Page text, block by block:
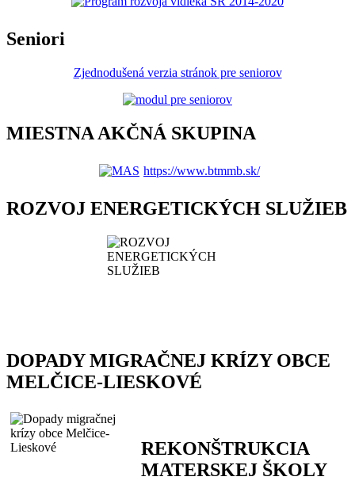
Seniori
Zjednodušená verzia stránok pre seniorov
MIESTNA AKČNÁ SKUPINA
https://www.btmmb.sk/
ROZVOJ ENERGETICKÝCH SLUŽIEB
DOPADY MIGRAČNEJ KRÍZY OBCE
MELČICE-LIESKOVÉ
REKONŠTRUKCIA
MATERSKEJ ŠKOLY